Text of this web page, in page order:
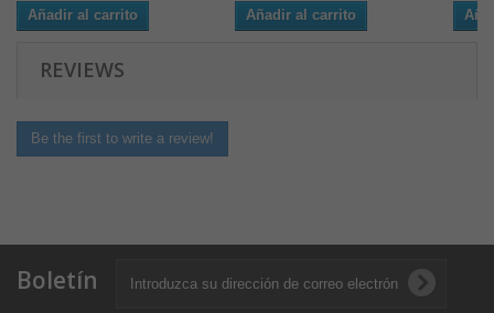
Añadir al carrito Añadir al carrito
REVIEWS
Be the first to write a review!
Boletín